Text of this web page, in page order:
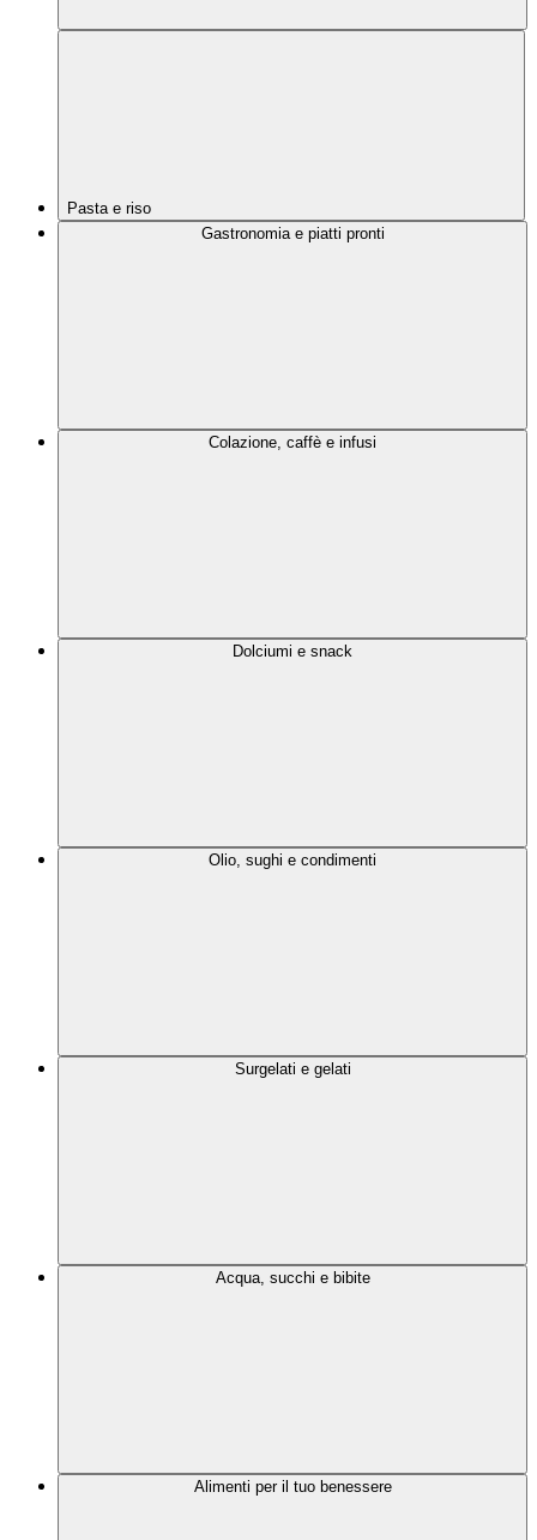
Pasta e riso
Gastronomia e piatti pronti
Colazione, caffè e infusi
Dolciumi e snack
Olio, sughi e condimenti
Surgelati e gelati
Acqua, succhi e bibite
Alimenti per il tuo benessere